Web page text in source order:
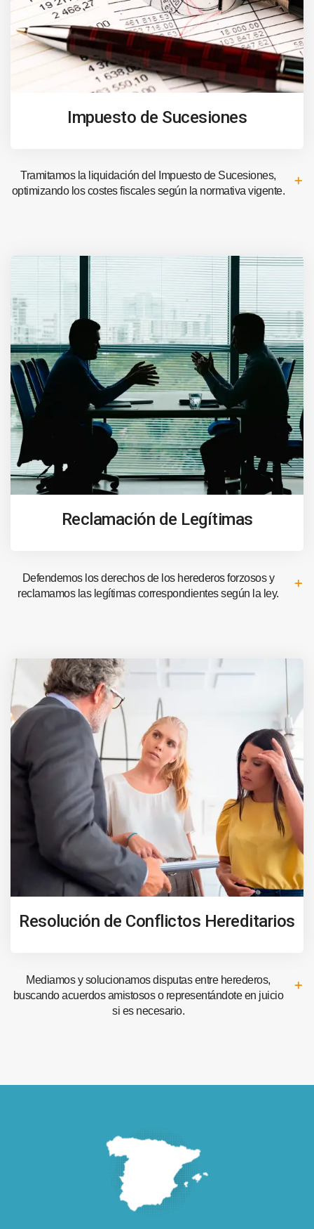
Impuesto de Sucesiones
Tramitamos la liquidación del Impuesto de Sucesiones,
optimizando los costes fiscales según la normativa vigente.
Reclamación de Legítimas
Defendemos los derechos de los herederos forzosos y
reclamamos las legítimas correspondientes según la ley.
Resolución de Conflictos Hereditarios
Mediamos y solucionamos disputas entre herederos,
buscando acuerdos amistosos o representándote en juicio
si es necesario.